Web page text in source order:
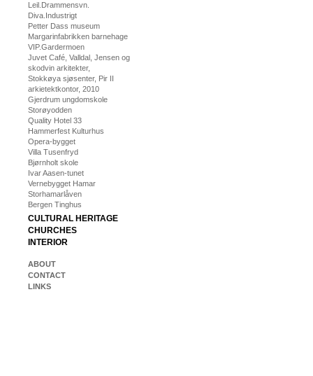
Leil.Drammensvn.
Diva.Industrigt
Petter Dass museum
Margarinfabrikken barnehage
VIP.Gardermoen
Juvet Café, Valldal, Jensen og
skodvin arkitekter,
Stokkøya sjøsenter, Pir II
arkietektkontor, 2010
Gjerdrum ungdomskole
Storøyodden
Quality Hotel 33
Hammerfest Kulturhus
Opera-bygget
Villa Tusenfryd
Bjørnholt skole
Ivar Aasen-tunet
Vernebygget Hamar
Storhamarlåven
Bergen Tinghus
CULTURAL HERITAGE
CHURCHES
INTERIOR
ABOUT
CONTACT
LINKS